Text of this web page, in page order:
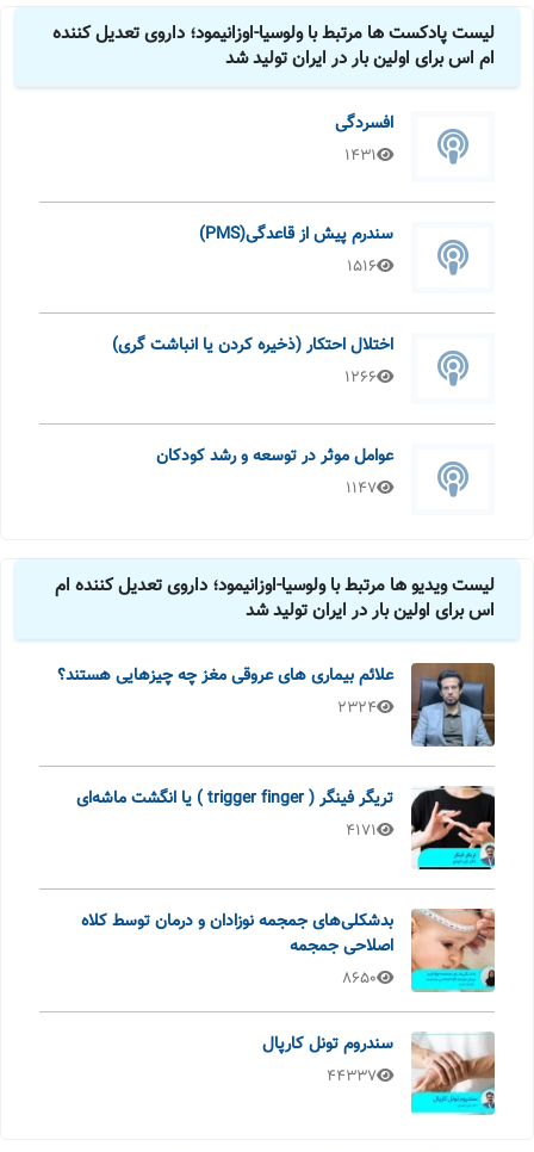
لیست پادکست ها مرتبط با ولوسیا-اوزانیمود؛ داروی تعدیل کننده
ام اس برای اولین بار در ایران تولید شد
افسردگی
1431
سندرم پیش از قاعدگی(PMS)
1516
اختلال احتکار (ذخیره کردن یا انباشت گری)
1266
عوامل موثر در توسعه و رشد کودکان
1147
لیست ویدیو ها مرتبط با ولوسیا-اوزانیمود؛ داروی تعدیل کننده ام
اس برای اولین بار در ایران تولید شد
علائم بیماری های عروقی مغز چه چیزهایی هستند؟
2324
تریگر فینگر ( trigger finger ) یا انگشت ماشه‌ای
4171
بدشکلی‌های جمجمه نوزادان و درمان توسط کلاه
اصلاحی جمجمه
8650
سندروم تونل کارپال
44337